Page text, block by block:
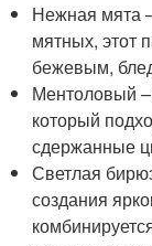
Нежная мята
мятных, этот
бежевым,
Ментоловый –
который
сдержанные
Светлая
создания